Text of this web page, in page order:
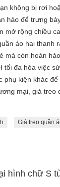
không bị rơi
hảo để trưng
mở rộng chiều
áo hai thanh
mà còn hoàn
đa hóa việc
kiện khác
mại, giá treo
Giá treo quần
hình chữ S